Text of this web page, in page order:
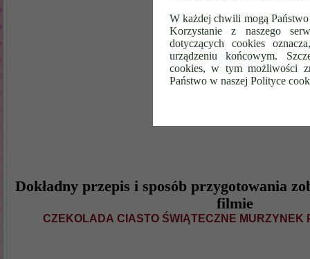
W każdej chwili mogą
Korzystanie z naszego
dotyczących cookies
urządzeniu końcowym.
cookies, w tym możliwości
Państwo w naszej Polityce
Dokładny przepis i sposób przygotowania
filmie
CZEKOLADA CIASTO ŚWIĄTECZNE MURZYNEK